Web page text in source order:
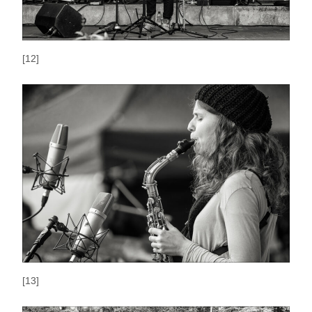
[12]
[13]